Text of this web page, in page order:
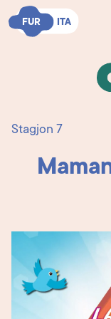
FUR ITA
FUR ITA
Stagjon 7